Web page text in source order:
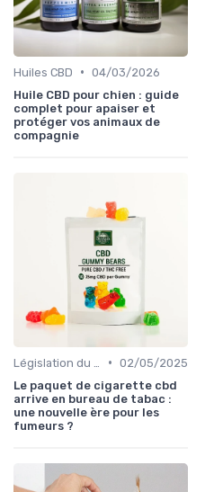
Huiles CBD • 04/03/2026
Huile CBD pour chien : guide
complet pour apaiser et
protéger vos animaux de
compagnie
• 02/05/2025
Le paquet de cigarette cbd
arrive en bureau de tabac :
une nouvelle ère pour les
fumeurs ?